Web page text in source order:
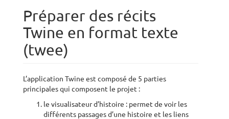
Préparer des récits
Twine en format texte
(twee)
L’application Twine est composé de 5 parties
principales qui composent le projet :
le visualisateur d’histoire : permet de voir les
différents passages d’une histoire et les liens